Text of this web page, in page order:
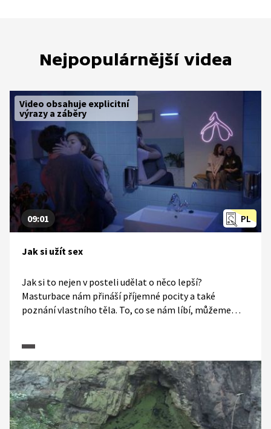
Nejpopulárnější videa
Video obsahuje explicitní
výrazy a záběry
PL
09:01
Jak si užít sex
Jak si to nejen v posteli udělat o něco lepší?
Masturbace nám přináší příjemné pocity a také
poznání vlastního těla. To, co se nám líbí, můžeme
pomůcek, ale i různé kinky a fetiše. Pokud souhlasí
všichni zúčastnění, představivosti se meze nekladou.
Ale nezapomeňte, že v Česku je sex legální až od 15 let.